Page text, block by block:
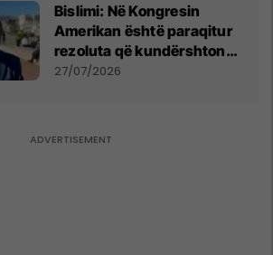
Bislimi: Në Kongresin
Amerikan është paraqitur
rezoluta që kundërshton
mbajtjen e Asamblesë
27/07/2026